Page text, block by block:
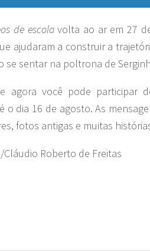
de escolavolta ao ar em 27
ajudaram a construir a
se sentar na poltrona de
agora você pode participar
o dia 16 de agosto. As
fotos antigas e muitas
Roberto de Freitas